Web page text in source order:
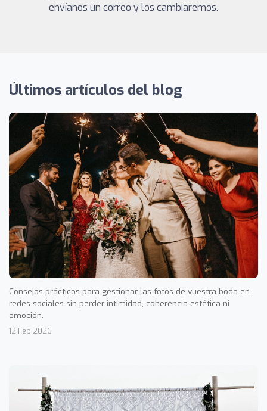
envíanos un correo y los cambiaremos.
Últimos artículos del blog
Consejos prácticos para gestionar las fotos de vuestra boda en
redes sociales sin perder intimidad, coherencia estética ni
emoción.
12 Feb 2026